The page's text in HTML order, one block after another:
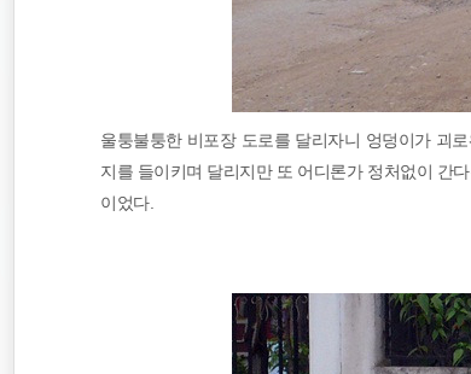
울퉁불퉁한 비포장 도로를 달리자니 엉덩이가 괴
지를 들이키며 달리지만 또 어디론가 정처없이 간
이었다.